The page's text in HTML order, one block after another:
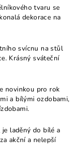
tvaru se
dekorace na
svícnu na stůl
Krásný sváteční
novinkou pro rok
a bílými ozdobami,
laděný do bílé a
akční a nelepší